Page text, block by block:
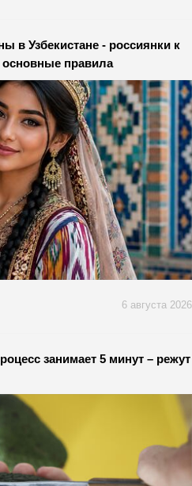
в Узбекистане - россиянки к
правила
6 августа 2026
занимает 5 минут – режут